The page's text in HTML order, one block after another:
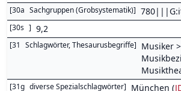
[30a Sachgruppen (Grobsystematik)]
[30s ] 9,2
[31 Schlagwörter, Thesaurusbegriffe] Musiker
[31g diverse Spezialschlagwörter] München (